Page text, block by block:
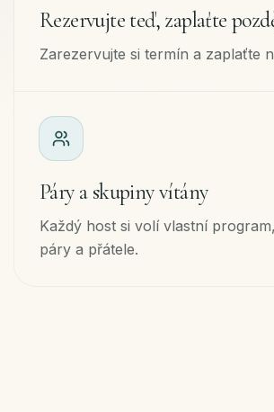
Rezervujte teď, zaplaťte
Zarezervujte si termín a zaplaťte
Páry a skupiny vítány
Každý host si volí vlastní
páry a přátele.